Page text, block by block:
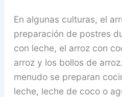
En algunas culturas, el
preparación de postres
con leche, el arroz con
arroz y los bollos de
menudo se preparan
leche, leche de coco o